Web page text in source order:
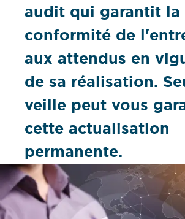
audit qui garantit la
conformité de
aux attendus en
de sa réalisation.
veille peut vous
cette actualisation
permanente.